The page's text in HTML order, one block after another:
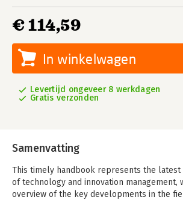
€ 114,59
In winkelwagen
Levertijd ongeveer 8 werkdagen
Gratis verzonden
Samenvatting
This timely handbook represents the
of technology and innovation management,
overview of the key developments in the